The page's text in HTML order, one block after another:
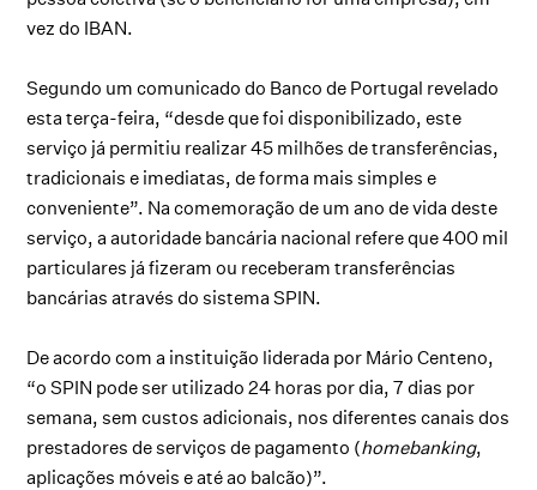
vez do IBAN.
Segundo um comunicado do Banco de Portugal revelado
esta terça-feira, “desde que foi disponibilizado, este
serviço já permitiu realizar 45 milhões de transferências,
tradicionais e imediatas, de forma mais simples e
conveniente”. Na comemoração de um ano de vida deste
serviço, a autoridade bancária nacional refere que 400 mil
particulares já fizeram ou receberam transferências
bancárias através do sistema SPIN.
De acordo com a instituição liderada por Mário Centeno,
“o SPIN pode ser utilizado 24 horas por dia, 7 dias por
semana, sem custos adicionais, nos diferentes canais dos
prestadores de serviços de pagamento (homebanking,
aplicações móveis e até ao balcão)”.